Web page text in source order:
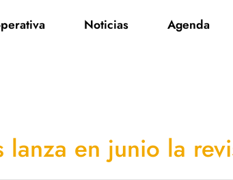
Noticias Agenda
lanza en junio la